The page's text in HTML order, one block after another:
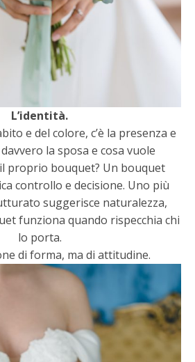
L’identità.
e del colore, c’è la presenza e
davvero la sposa e cosa vuole
proprio bouquet? Un bouquet
controllo e decisione. Uno più
suggerisce naturalezza,
funziona quando rispecchia chi
lo porta.
di forma, ma di attitudine.